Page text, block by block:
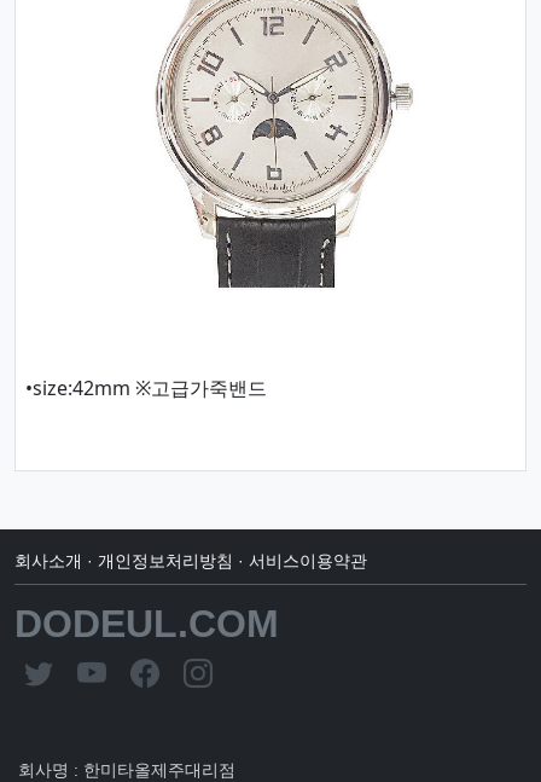
•size:42mm ※고급가죽밴드
회사소개 · 개인정보처리방침 · 서비스이용약관
DODEUL.COM
회사명 : 한미타올제주대리점